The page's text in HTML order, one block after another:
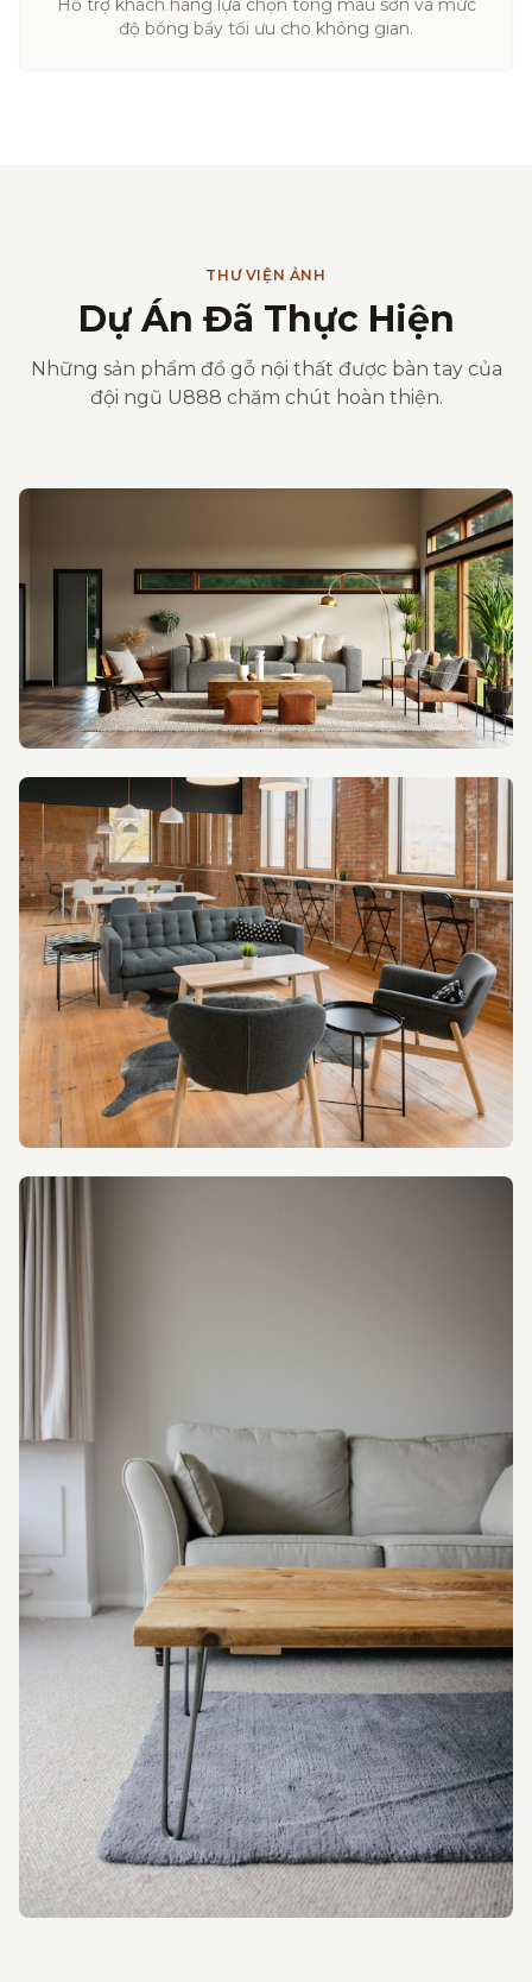
Hỗ trợ khách hàng lựa chọn tông màu sơn và mức
độ bóng bẩy tối ưu cho không gian.
THƯ VIỆN ẢNH
Dự Án Đã Thực Hiện
Những sản phẩm đồ gỗ nội thất được bàn tay của
đội ngũ U888 chăm chút hoàn thiện.